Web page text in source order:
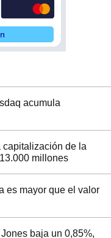
acumula
capitalización de la
millones
es mayor que el valor
baja un 0,85%,